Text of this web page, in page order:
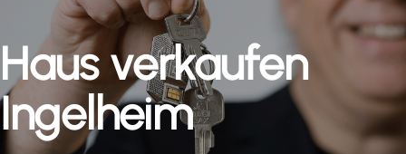
Haus verkaufen
Ingelheim